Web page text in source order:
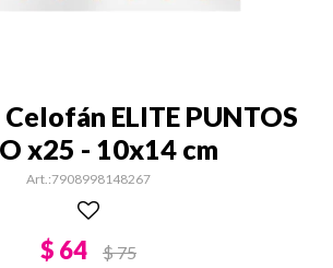
ELITE PUNTOS
x25 - 10x14 cm
7908998148267
$ 64 $75